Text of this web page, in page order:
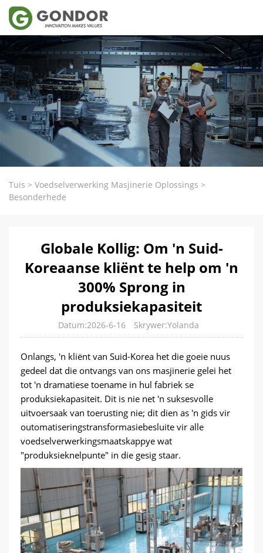
Tuis > Voedselverwerking Masjinerie Oplossings >
Besonderhede
Globale Kollig: Om 'n Suid-
Koreaanse kliënt te help om 'n
300% Sprong in
produksiekapasiteit
Datum:2026-6-16 Skrywer:Yolanda
Onlangs, 'n kliënt van Suid-Korea het die goeie nuus
gedeel dat die ontvangs van ons masjinerie gelei het
tot 'n dramatiese toename in hul fabriek se
produksiekapasiteit. Dit is nie net 'n suksesvolle
uitvoersaak van toerusting nie; dit dien as 'n gids vir
outomatiseringstransformasiebesluite vir alle
voedselverwerkingsmaatskappye wat
"produksieknelpunte" in die gesig staar.